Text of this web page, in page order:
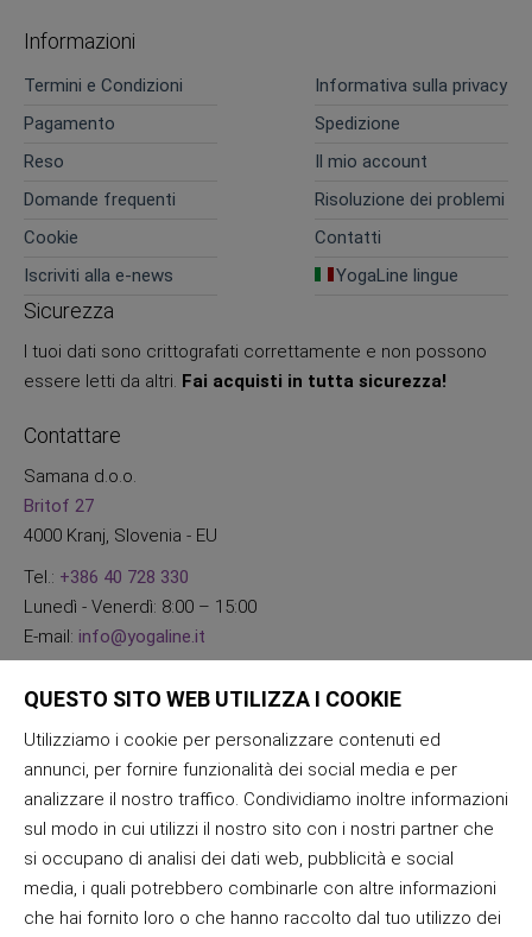
Informazioni
Termini e Condizioni
Informativa sulla privacy
Pagamento
Spedizione
Reso
Il mio account
Domande frequenti
Risoluzione dei problemi
Cookie
Contatti
Iscriviti alla e-news
YogaLine lingue
Sicurezza
I tuoi dati sono crittografati correttamente e non possono
essere letti da altri. Fai acquisti in tutta sicurezza!
Contattare
Samana d.o.o.
Britof 27
4000 Kranj, Slovenia - EU
Tel.: +386 40 728 330
Lunedì - Venerdì: 8:00 – 15:00
E-mail: info@yogaline.it
QUESTO SITO WEB UTILIZZA I COOKIE
Utilizziamo i cookie per personalizzare contenuti ed
annunci, per fornire funzionalità dei social media e per
analizzare il nostro traffico. Condividiamo inoltre informazioni
sul modo in cui utilizzi il nostro sito con i nostri partner che
si occupano di analisi dei dati web, pubblicità e social
media, i quali potrebbero combinarle con altre informazioni
che hai fornito loro o che hanno raccolto dal tuo utilizzo dei